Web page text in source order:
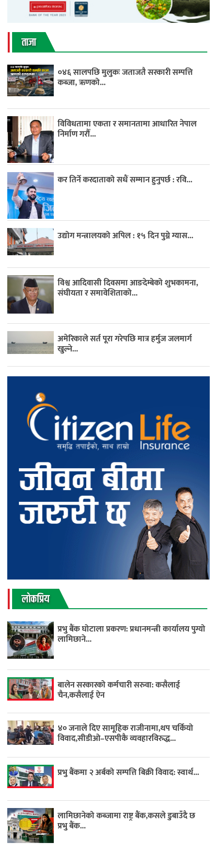
ताजा
०४६ सालपछि मुलुकः जताजतै सरकारी सम्पत्ति
कब्जा, ऋणको...
विविधतामा एकता र समानतामा आधारित नेपाल
निर्माण गरौँ...
कर तिर्ने करदाताको सधैं सम्मान हुनुपर्छ : रवि...
उद्योग मन्त्रालयको अपिल : १५ दिन पुग्ने ग्यास...
विश्व आदिवासी दिवसमा आङदेम्बेको शुभकामना,
संघीयता र समावेशिताको...
अमेरिकाले सर्त पूरा गरेपछि मात्र हर्मुज जलमार्ग
खुल्ने...
लाेकप्रिय
प्रभु बैंक घोटाला प्रकरण: प्रधानमन्त्री कार्यालय पुग्यो
लामिछाने...
बालेन सरकारको कर्मचारी सरुवा: कसैलाई
चैन,कसैलाई ऐन
४० जनाले दिए सामूहिक राजीनामा,थप चर्कियो
विवाद,सीडीओ–एसपीकै व्यवहारविरुद्ध...
प्रभु बैंकमा २ अर्बको सम्पत्ति बिक्री विवाद: स्वार्थ...
लामिछानेको कब्जामा राष्ट्र बैंक,कसले डुबाउँदै छ
प्रभु बैंक...